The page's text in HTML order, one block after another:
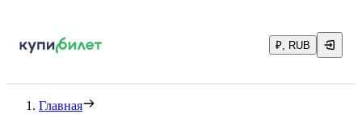
₽, RUB
Главная